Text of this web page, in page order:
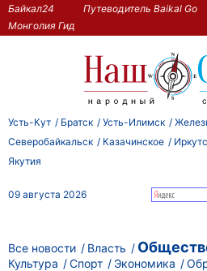
Байкал24 Путеводитель Baikal Go
Монголия Гид
Усть-Кут Братск Усть-Илимск
Северобайкальск
Казачинское
Якутия
09 августа 2026
Все новости Власть
Культура
Спорт Экономика